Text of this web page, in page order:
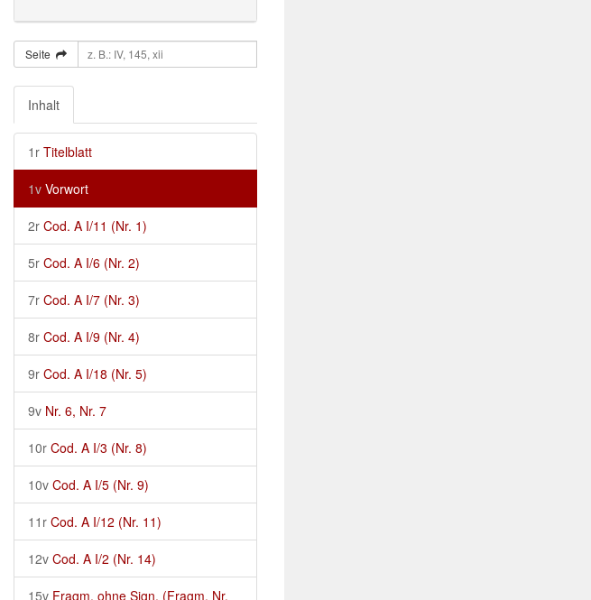
Seite
Inhalt
1r Titelblatt
1v Vorwort
2r Cod. A I/11 (Nr. 1)
5r Cod. A I/6 (Nr. 2)
7r Cod. A I/7 (Nr. 3)
8r Cod. A I/9 (Nr. 4)
9r Cod. A I/18 (Nr. 5)
9v Nr. 6, Nr. 7
10r Cod. A I/3 (Nr. 8)
10v Cod. A I/5 (Nr. 9)
11r Cod. A I/12 (Nr. 11)
12v Cod. A I/2 (Nr. 14)
15v Fragm. ohne Sign. (Fragm. Nr.